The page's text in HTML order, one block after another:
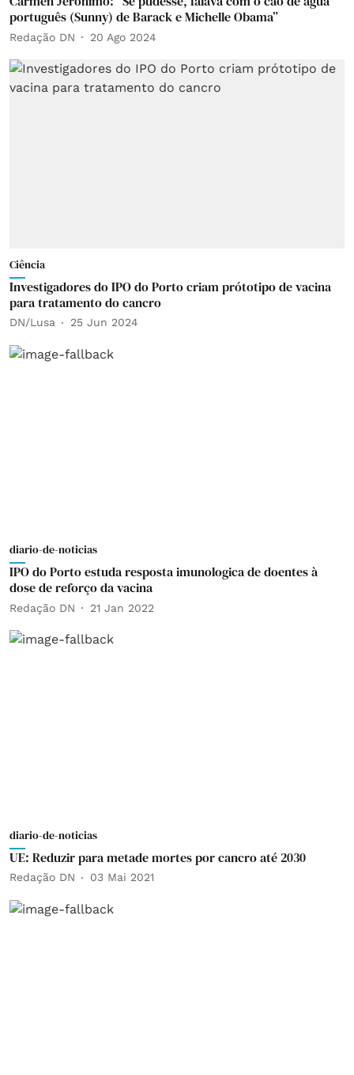
português (Sunny) de Barack e Michelle Obama”
Redação DN 20 Ago 2024
Ciência
Investigadores do IPO do Porto criam prótotipo de vacina
para tratamento do cancro
DN/Lusa 25 Jun 2024
diario-de-noticias
IPO do Porto estuda resposta imunologica de doentes à
dose de reforço da vacina
Redação DN 21 Jan 2022
diario-de-noticias
UE: Reduzir para metade mortes por cancro até 2030
Redação DN 03 Mai 2021